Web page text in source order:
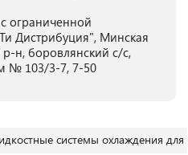
ограниченной
Дистрибуция", Минская
н, боровлянский с/с,
№ 103/3-7, 7-50
системы охлаждения для